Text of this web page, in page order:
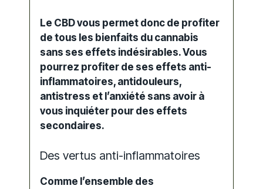
Le CBD vous permet donc de profiter
de tous les bienfaits du cannabis
sans ses effets indésirables. Vous
pourrez profiter de ses effets anti-
inflammatoires, antidouleurs,
antistress et l’anxiété sans avoir à
vous inquiéter pour des effets
secondaires.
Des vertus anti-inflammatoires
Comme l’ensemble des